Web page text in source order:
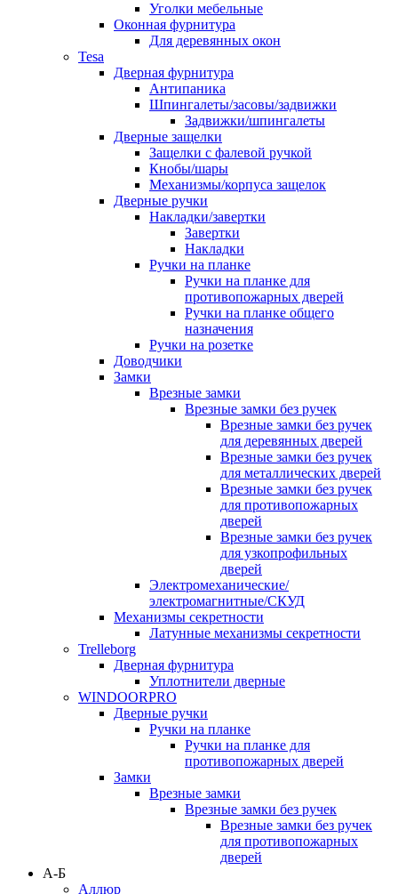
Уголки мебельные
Оконная фурнитура
Для деревянных окон
Tesa
Дверная фурнитура
Антипаника
Шпингалеты/засовы/задвижки
Задвижки/шпингалеты
Дверные защелки
Защелки с фалевой ручкой
Кнобы/шары
Механизмы/корпуса защелок
Дверные ручки
Накладки/завертки
Завертки
Накладки
Ручки на планке
Ручки на планке для
противопожарных дверей
Ручки на планке общего
назначения
Ручки на розетке
Доводчики
Замки
Врезные замки
Врезные замки без ручек
Врезные замки без ручек
для деревянных дверей
Врезные замки без ручек
для металлических дверей
Врезные замки без ручек
для противопожарных
дверей
Врезные замки без ручек
для узкопрофильных
дверей
Электромеханические/
электромагнитные/СКУД
Механизмы секретности
Латунные механизмы секретности
Trelleborg
Дверная фурнитура
Уплотнители дверные
WINDOORPRO
Дверные ручки
Ручки на планке
Ручки на планке для
противопожарных дверей
Замки
Врезные замки
Врезные замки без ручек
Врезные замки без ручек
для противопожарных
дверей
А-Б
Аллюр